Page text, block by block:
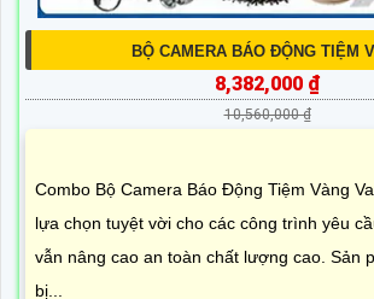
BỘ CAMERA BÁO ĐỘNG TIỆM
8,382,000 ₫
10,560,000 ₫
Combo Bộ Camera Báo Động Tiệm Vàng
lựa chọn tuyệt vời cho các công trình yêu
vẫn nâng cao an toàn chất lượng cao. Sản
bị...